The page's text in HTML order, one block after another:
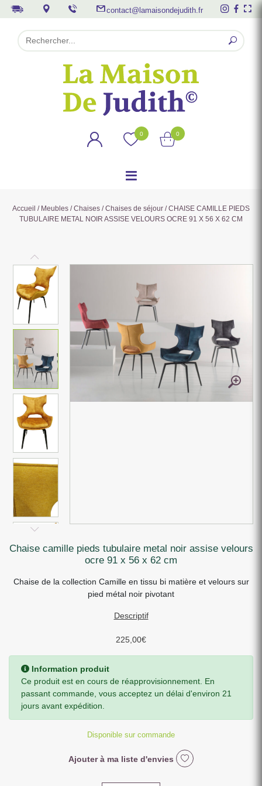
contact@lamaisondejudith.fr
0 0
Accueil / Meubles /Chaises /Chaises de séjour / CHAISE CAMILLE PIEDS
TUBULAIRE METAL NOIR ASSISE VELOURS OCRE 91 X 56 X 62 CM
chaise camille pieds tubulaire metal noir assise velours
ocre 91 x 56 x 62 cm
Chaise de la collection Camille en tissu bi matière et velours sur
pied métal noir pivotant
Descriptif
225,00€
Information produit
Ce produit est en cours de réapprovisionnement. En
passant commande, vous acceptez un délai d'environ 21
jours avant expédition.
Disponible sur commande
Ajouter à ma liste d'envies